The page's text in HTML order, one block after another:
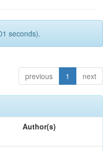
seconds).
previous 1 next
Author(s)